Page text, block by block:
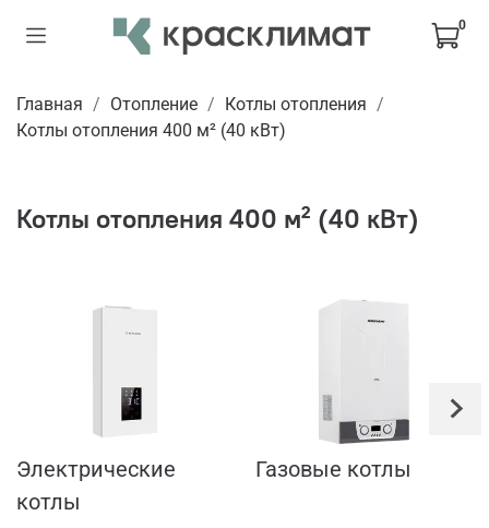
0
Главная Отопление
Котлы отопления
Котлы отопления 400 м² (40 кВт)
Котлы отопления 400 м² (40 кВт)
Электрические
котлы
Газовые котлы